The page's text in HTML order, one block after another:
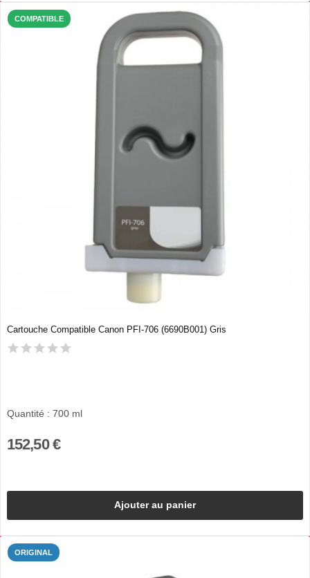
COMPATIBLE
Cartouche Compatible Canon PFI-706 (6690B001) Gris
Quantité : 700 ml
152,50 €
Ajouter au panier
ORIGINAL